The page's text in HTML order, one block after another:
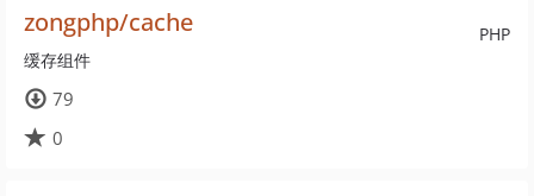
PHP
zongphp/cache
缓存组件
79
0